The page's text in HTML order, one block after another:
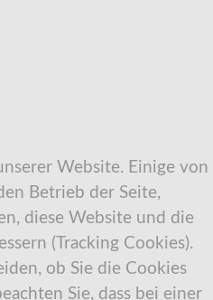
Website. Einige von
Betrieb der Seite,
diese Website und die
(Tracking Cookies).
ob Sie die Cookies
Sie, dass bei einer